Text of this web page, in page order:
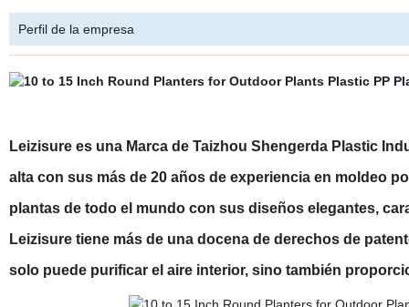
Perfil de la empresa
Leizisure es una Marca de Taizhou Shengerda Plastic
alta con sus más de 20 años de experiencia en moldeo
plantas de todo el mundo con sus diseños elegantes,
Leizisure tiene más de una docena de derechos de
solo puede purificar el aire interior, sino también